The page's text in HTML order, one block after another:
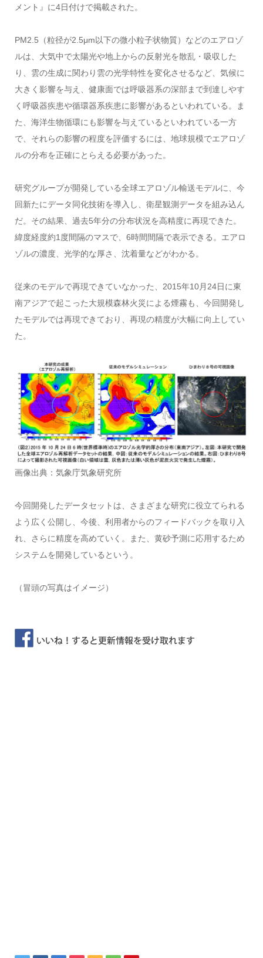
メント』に4日付けで掲載された。
PM2.5（粒径が2.5μm以下の微小粒子状物質）などのエアロゾ
ルは、大気中で太陽光や地上からの反射光を散乱・吸収した
り、雲の生成に関わり雲の光学特性を変化させるなど、気候に
大きく影響を与え、健康面では呼吸器系の深部まで到達しやす
く呼吸器疾患や循環器系疾患に影響があるといわれている。ま
た、海洋生物循環にも影響を与えているといわれている一方
で、それらの影響の程度を評価するには、地球規模でエアロゾ
ルの分布を正確にとらえる必要があった。
研究グループが開発している全球エアロゾル輸送モデルに、今
回新たにデータ同化技術を導入し、衛星観測データを組み込ん
だ。その結果、過去5年分の分布状況を高精度に再現できた。
緯度経度約1度間隔のマスで、6時間間隔で表示できる。エアロ
ゾルの濃度、光学的な厚さ、沈着量などがわかる。
従来のモデルで再現できていなかった、2015年10月24日に東
南アジアで起こった大規模森林火災による煙霧も、今回開発し
たモデルでは再現できており、再現の精度が大幅に向上してい
た。
画像出典：気象庁気象研究所
今回開発したデータセットは、さまざまな研究に役立てられる
よう広く公開し、今後、利用者からのフィードバックを取り入
れ、さらに精度を高めていく。また、黄砂予測に応用するため
システムを開発しているという。
（冒頭の写真はイメージ）